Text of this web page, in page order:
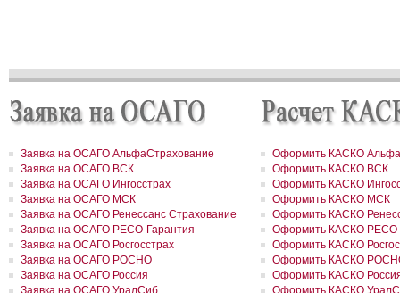
РОСГОССТРАХ застраховал ответственность ООО «Атомэкспо»
РОСГОССТРАХ в Костроме застраховал квартиру на сумму
РОСГОССТРАХ в Пермском крае застраховал дом и квартиру на
сумму 31,9 млн рублей
на сумму свыше 67 млн рублей
РОСГОССТРАХ в Москве и Московской области застраховал 2
сумму 41,5 млн рублей
РОСГОССТРАХ в новом учебном году продолжает
программу «Вектор взлета»
РОСГОССТРАХ в Удмуртии застраховал сельхозпроизводителей
около 200 млн рублей
РОСГОССТРАХ в Воронежской области застраховал самолеты
авиакомпании «Полет» на 8,8 млн долларов
РОСГОССТРАХ в Ленинградской области принял более 200
возмещение ущерба, причиненного июльским ураганом
Заявка на ОСАГО АльфаСтрахование
Заявка на ОСАГО ВСК
Заявка на ОСАГО Ингосстрах
Заявка на ОСАГО МСК
Заявка на ОСАГО Ренессанс Страхование
Заявка на ОСАГО РЕСО-Гарантия
Заявка на ОСАГО Росгосстрах
Заявка на ОСАГО РОСНО
Заявка на ОСАГО Россия
Заявка на ОСАГО УралСиб
Оформить КАСКО
Оформить КАСКО ВСК
Оформить КАСКО
Оформить КАСКО МСК
Оформить КАСКО
Оформить КАСКО РЕСО-
Оформить КАСКО
Оформить КАСКО
Оформить КАСКО
Оформить КАСКО